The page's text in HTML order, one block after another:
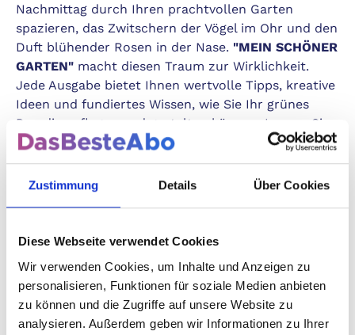
Zustimmung Details Über Cookies
Diese Webseite verwendet Cookies
Wir verwenden Cookies, um Inhalte und Anzeigen zu
personalisieren, Funktionen für soziale Medien anbieten
zu können und die Zugriffe auf unsere Website zu
analysieren. Außerdem geben wir Informationen zu Ihrer
Nachmittag durch Ihren prachtvollen Garten
spazieren, das Zwitschern der Vögel im Ohr und den
Duft blühender Rosen in der Nase. "MEIN SCHÖNER
GARTEN" macht diesen Traum zur Wirklichkeit.
Jede Ausgabe bietet Ihnen wertvolle Tipps, kreative
Ideen und fundiertes Wissen, wie Sie Ihr grünes
Paradies pflegen und gestalten können. Lassen Sie
sich inspirieren und verwandeln Sie Ihren Garten in
eine Oase der Erholung, die Ihre Sinne erfreut und
den Alltagsstress vergessen lässt.
Unser Magazin richtet sich an alle Gartenfreunde –
vom ambitionierten Hobbygärtner bis hin zum
erfahrenen Profi. Mit"MEIN SCHÖNER GARTEN"
haben Sie einen verlässlichen Partner an Ihrer Seite,